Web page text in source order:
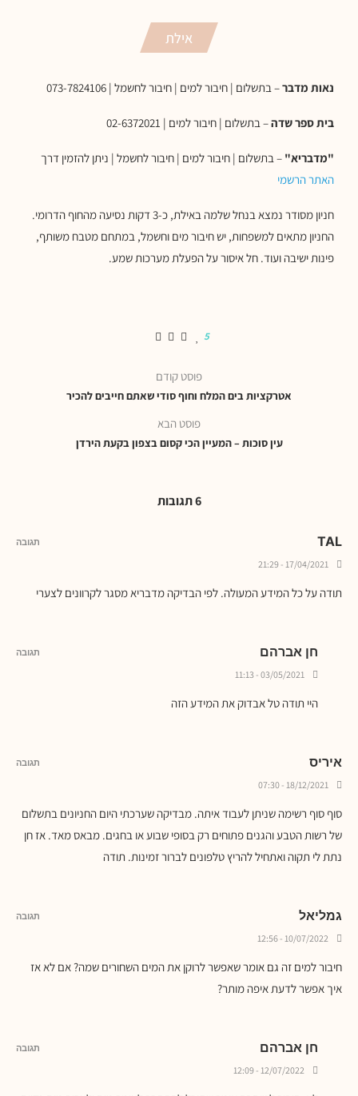
אילת
נאות מדבר– בתשלום | חיבור למים | חיבור לחשמל | 073-7824106
בית ספר שדה– בתשלום | חיבור למים | 02-6372021
"מדבריא" – בתשלום | חיבור למים | חיבור לחשמל | ניתן להזמין דרך
האתר הרשמי
חניון מסודר נמצא בנחל שלמה באילת, כ-3 דקות נסיעה מהחוף הדרומי.
החניון מתאים למשפחות, יש חיבור מים וחשמל, במתחם מטבח משותף,
פינות ישיבה ועוד. חל איסור על הפעלת מערכות שמע.
5
פוסט קודם
אטרקציות בים המלח וחוף סודי שאתם חייבים להכיר
פוסט הבא
עין סוכות – המעיין הכי קסום בצפון בקעת הירדן
6 תגובות
TAL
17/04/2021 - 21:29
תודה על כל המידע המעולה. לפי הבדיקה מדבריא מסגר לקרוונים לצערי
תגובה
חן אברהם
03/05/2021 - 11:13
היי תודה טל אבדוק את המידע הזה
תגובה
איריס
18/12/2021 - 07:30
סוף סוף רשימה שניתן לעבוד איתה. מבדיקה שערכתי היום החניונים בתשלום
של רשות הטבע והגנים פתוחים רק בסופי שבוע או בחגים. מבאס מאד. אז חן
נתת לי תקוה ואתחיל להריץ טלפונים לברור זמינות. תודה
תגובה
גמליאל
10/07/2022 - 12:56
חיבור למים זה גם אומר שאפשר לרוקן את המים השחורים שמה? אם לא אז
איך אפשר לדעת איפה מותר?
תגובה
חן אברהם
12/07/2022 - 12:09
תגובה